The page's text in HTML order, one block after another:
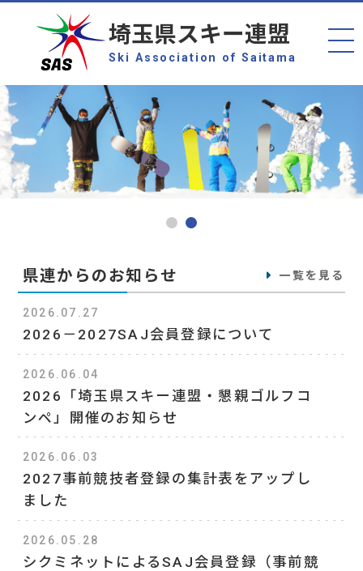
埼玉県スキー連盟
Ski Association of Saitama
県連からのお知らせ 一覧を見る
2026.07.27
2026－2027SAJ会員登録について
2026.06.04
2026「埼玉県スキー連盟・懇親ゴルフコ
ンペ」開催のお知らせ
2026.06.03
2027事前競技者登録の集計表をアップし
ました
2026.05.28
シクミネットによるSAJ会員登録（事前競